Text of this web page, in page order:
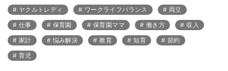
ヤクルトレディ ワークライフバランス
両立
仕事
保育園 保育園ママ 働き方
収入
家計
悩み解決 教育 知育
節約
育児